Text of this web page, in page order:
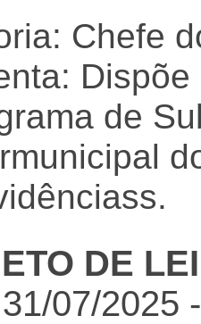
Chefe
de
DE
31/07/2025